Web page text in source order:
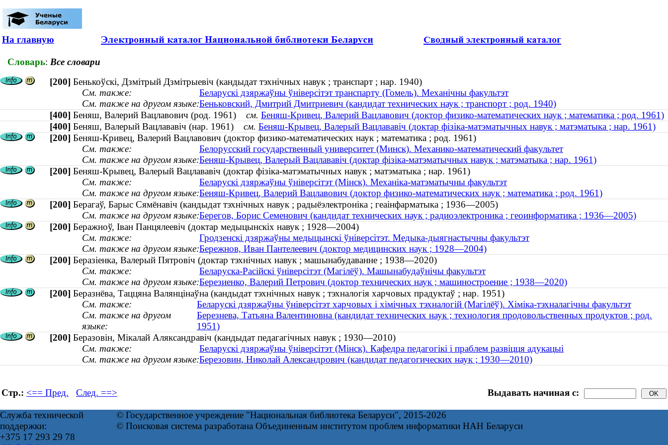
На главную
Словарь: Все словари
[200] Бенькоўскі, Дзмітрый Дзмітрыевіч (кандыдат тэхнічных навук ; транспарт ; нар. 1940)
См. также:
Беларускі дзяржаўны ўніверсітэт транспарту (Гомель). Механічны факультэт
См. также на другом языке:Беньковский, Дмитрий Дмитриевич (кандидат технических наук ; транспорт ; род. 1940)
[400] Беняш, Валерий Вацлавович (род. 1961) см. Беняш-Кривец, Валерий Вацлавович (доктор физико-математических наук ; математика ; род. 1961)
[400] Беняш, Валерый Вацлававiч (нар. 1961) см. Беняш-Крывец, Валерый Вацлававiч (доктар фізіка-матэматычных навук ; матэматыка ; нар. 1961)
[200] Беняш-Кривец, Валерий Вацлавович (доктор физико-математических наук ; математика ; род. 1961)
См. также:
Белорусский государственный университет (Минск). Механико-математический факультет
См. также на другом языке:Беняш-Крывец, Валерый Вацлававiч (доктар фізіка-матэматычных навук ; матэматыка ; нар. 1961)
[200] Беняш-Крывец, Валерый Вацлававiч (доктар фізіка-матэматычных навук ; матэматыка ; нар. 1961)
См. также:
Беларускі дзяржаўны ўніверсітэт (Мінск). Механіка-матэматычны факультэт
См. также на другом языке:Беняш-Кривец, Валерий Вацлавович (доктор физико-математических наук ; математика ; род. 1961)
[200] Берагаў, Барыс Сямёнавіч (кандыдат тэхнічных навук ; радыёэлектроніка ; геаінфарматыка ; 1936—2005)
См. также на другом языке:Берегов, Борис Семенович (кандидат технических наук ; радиоэлектроника ; геоинформатика ; 1936—2005)
[200] Беражноў, Іван Панцялеевіч (доктар медыцынскіх навук ; 1928—2004)
См. также:
Гродзенскі дзяржаўны медыцынскі ўніверсітэт. Медыка-дыягнастычны факультэт
См. также на другом языке:Бережнов, Иван Пантелеевич (доктор медицинских наук ; 1928—2004)
[200] Беразіенка, Валерый Пятровіч (доктар тэхнічных навук ; машынабудаванне ; 1938—2020)
См. также:
Беларуска-Расійскі ўніверсітэт (Магілёў). Машынабудаўнічы факультэт
См. также на другом языке:Березиенко, Валерий Петрович (доктор технических наук ; машиностроение ; 1938—2020)
[200] Беразнёва, Таццяна Валянцінаўна (кандыдат тэхнічных навук ; тэхналогія харчовых прадуктаў ; нар. 1951)
См. также:
Беларускі дзяржаўны ўніверсітэт харчовых і хімічных тэхналогій (Магілёў). Хіміка-тэхналагічны факультэт
См. также на другом
языке:
Березнева, Татьяна Валентиновна (кандидат технических наук ; технология продовольственных продуктов ; род.
1951)
[200] Беразовін, Мікалай Аляксандравіч (кандыдат педагагічных навук ; 1930—2010)
См. также:
Беларускі дзяржаўны ўніверсітэт (Мінск). Кафедра педагогікі і праблем развіцця адукацыі
См. также на другом языке:Березовин, Николай Александрович (кандидат педагогических наук ; 1930—2010)
Стр.: <== Пред. След. ==> Выдавать начиная с:
Служба технической
поддержки:
+375 17 293 29 78
© Государственное учреждение "Национальная библиотека Беларуси", 2015-2026
© Поисковая система разработана Объединенным институтом проблем информатики НАН Беларуси